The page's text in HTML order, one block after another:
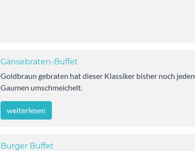
Gänsebraten-Buffet
Goldbraun gebraten hat dieser Klassiker bisher noch jeden
Gaumen umschmeichelt.
weiterlesen
Burger Buffet